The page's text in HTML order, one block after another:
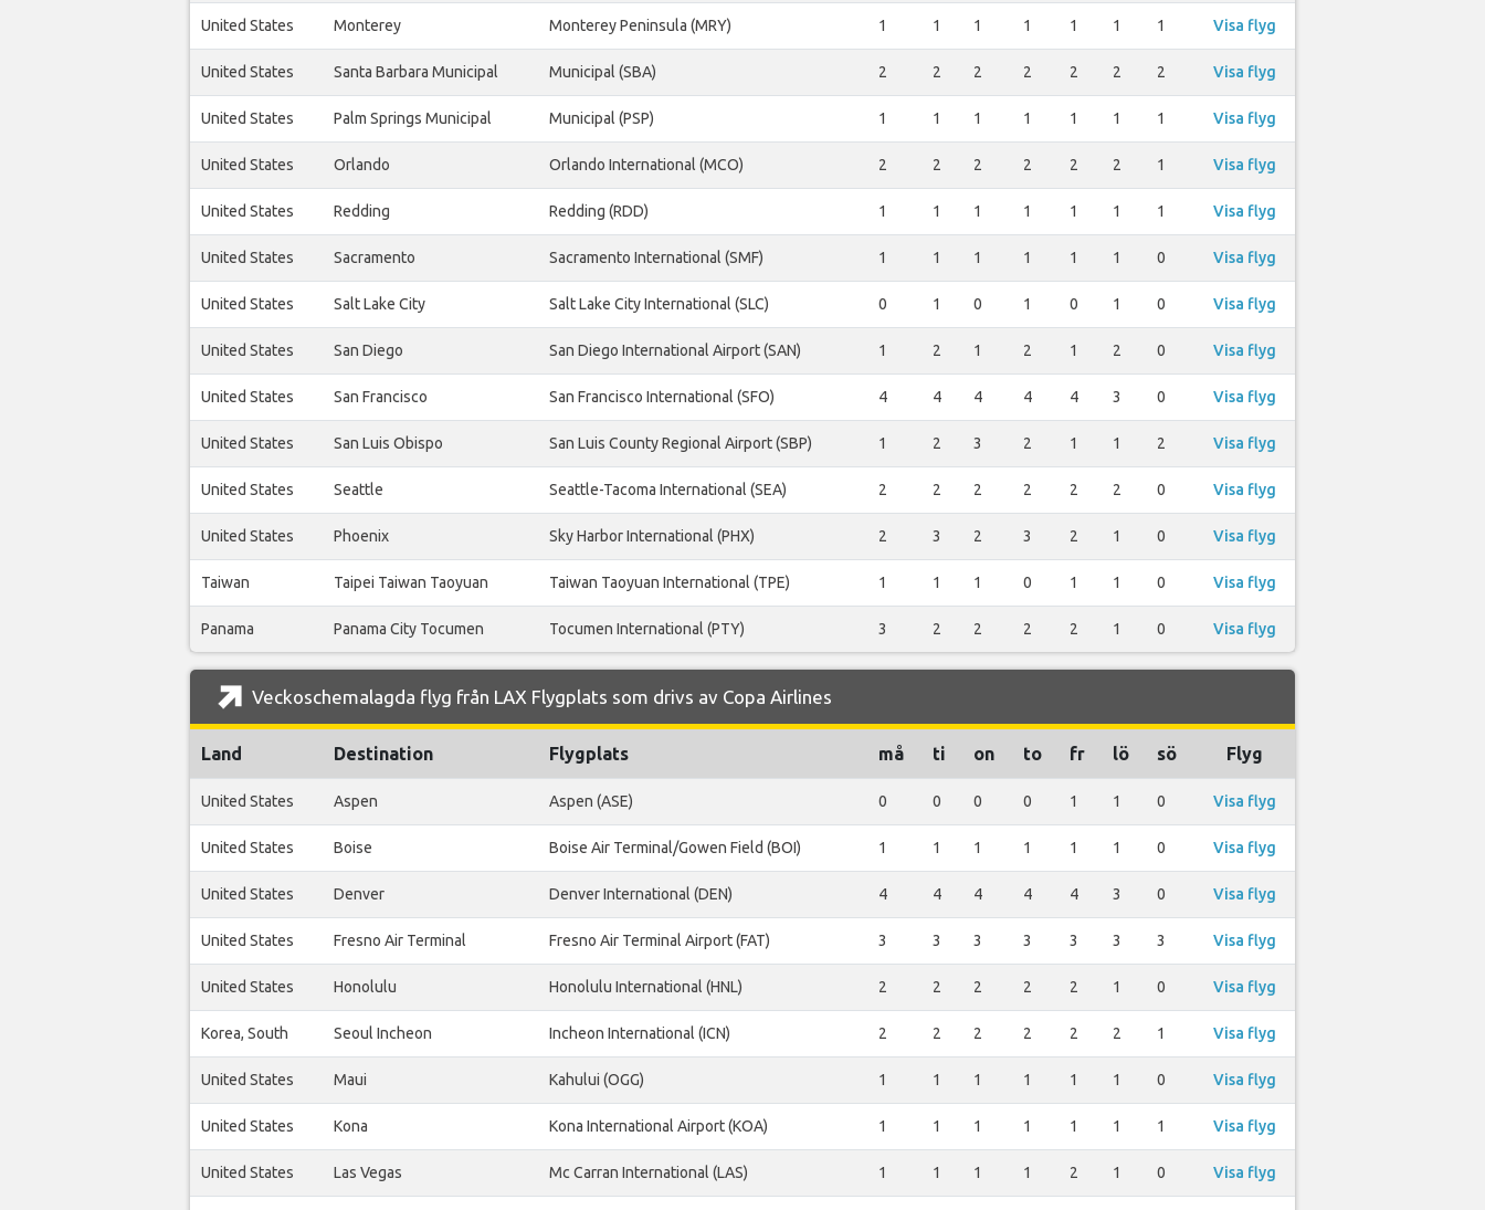
United States Monterey Monterey Peninsula (MRY) 1 1 1 1 1 1 1 Visa flyg
United States Santa Barbara Municipal Municipal (SBA) 2 2 2 2 2 2 2 Visa flyg
United States Palm Springs Municipal Municipal (PSP) 1 1 1 1 1 1 1 Visa flyg
United States Orlando Orlando International (MCO) 2 2 2 2 2 2 1 Visa flyg
United States Redding Redding (RDD) 1 1 1 1 1 1 1 Visa flyg
United States Sacramento Sacramento International (SMF) 1 1 1 1 1 1 0 Visa flyg
United States Salt Lake City Salt Lake City International (SLC) 0 1 0 1 0 1 0 Visa flyg
United States San Diego San Diego International Airport (SAN) 1 2 1 2 1 2 0 Visa flyg
United States San Francisco San Francisco International (SFO) 4 4 4 4 4 3 0 Visa flyg
United States San Luis Obispo San Luis County Regional Airport (SBP) 1 2 3 2 1 1 2 Visa flyg
United States Seattle Seattle-Tacoma International (SEA) 2 2 2 2 2 2 0 Visa flyg
United States Phoenix Sky Harbor International (PHX) 2 3 2 3 2 1 0 Visa flyg
Taiwan Taipei Taiwan Taoyuan Taiwan Taoyuan International (TPE) 1 1 1 0 1 1 0 Visa flyg
Panama Panama City Tocumen Tocumen International (PTY) 3 2 2 2 2 1 0 Visa flyg
Veckoschemalagda flyg från LAX Flygplats som drivs av Copa Airlines
Land Destination Flygplats må ti on to fr lö sö Flyg
United States Aspen Aspen (ASE) 0 0 0 0 1 1 0 Visa flyg
United States Boise Boise Air Terminal/Gowen Field (BOI) 1 1 1 1 1 1 0 Visa flyg
United States Denver Denver International (DEN) 4 4 4 4 4 3 0 Visa flyg
United States Fresno Air Terminal Fresno Air Terminal Airport (FAT) 3 3 3 3 3 3 3 Visa flyg
United States Honolulu Honolulu International (HNL) 2 2 2 2 2 1 0 Visa flyg
Korea, South Seoul Incheon Incheon International (ICN) 2 2 2 2 2 2 1 Visa flyg
United States Maui Kahului (OGG) 1 1 1 1 1 1 0 Visa flyg
United States Kona Kona International Airport (KOA) 1 1 1 1 1 1 1 Visa flyg
United States Las Vegas Mc Carran International (LAS) 1 1 1 1 2 1 0 Visa flyg